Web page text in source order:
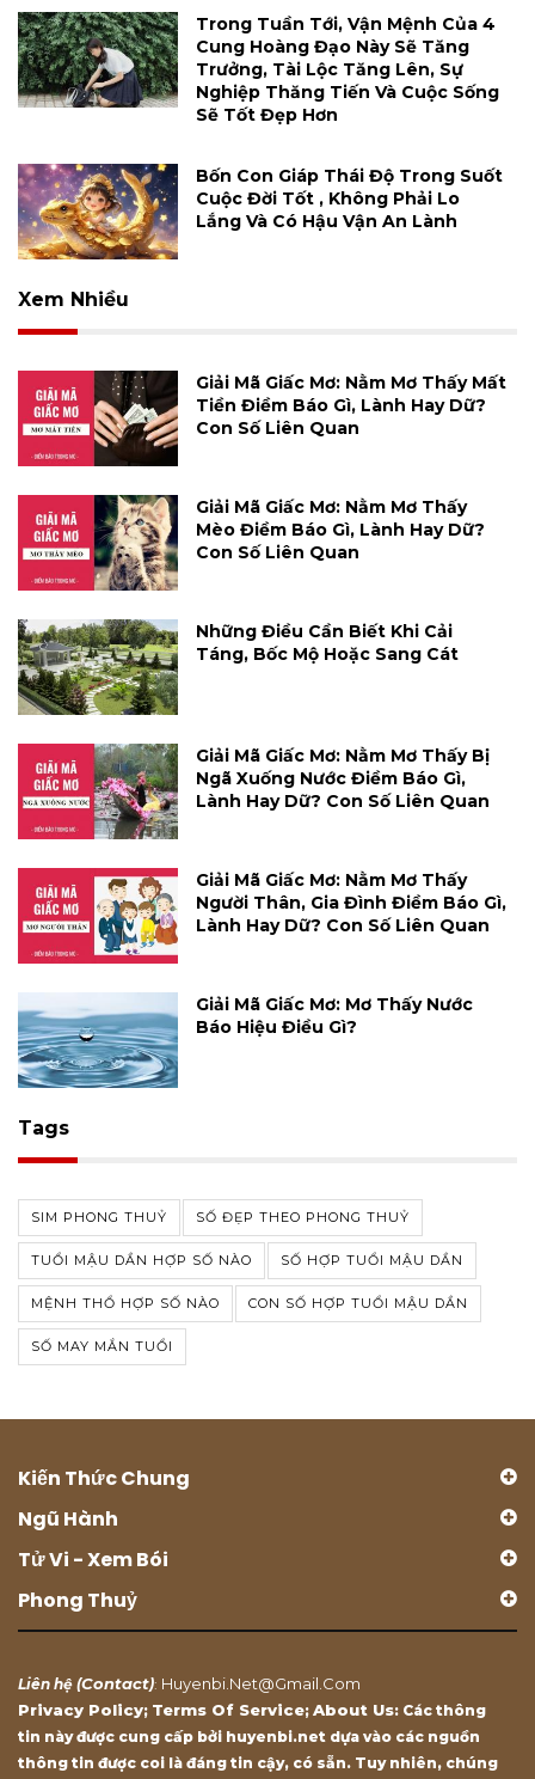
Trong Tuần Tới, Vận Mệnh Của 4
Cung Hoàng Đạo Này Sẽ Tăng
Trưởng, Tài Lộc Tăng Lên, Sự
Nghiệp Thăng Tiến Và Cuộc Sống
Sẽ Tốt Đẹp Hơn
Bốn Con Giáp Thái Độ Trong Suốt
Cuộc Đời Tốt , Không Phải Lo
Lắng Và Có Hậu Vận An Lành
Xem Nhiều
Giải Mã Giấc Mơ: Nằm Mơ Thấy Mất
Tiền Điềm Báo Gì, Lành Hay Dữ?
Con Số Liên Quan
Giải Mã Giấc Mơ: Nằm Mơ Thấy
Mèo Điềm Báo Gì, Lành Hay Dữ?
Con Số Liên Quan
Những Điều Cần Biết Khi Cải
Táng, Bốc Mộ Hoặc Sang Cát
Giải Mã Giấc Mơ: Nằm Mơ Thấy Bị
Ngã Xuống Nước Điềm Báo Gì,
Lành Hay Dữ? Con Số Liên Quan
Giải Mã Giấc Mơ: Nằm Mơ Thấy
Người Thân, Gia Đình Điềm Báo Gì,
Lành Hay Dữ? Con Số Liên Quan
Giải Mã Giấc Mơ: Mơ Thấy Nước
Báo Hiệu Điều Gì?
Tags
SIM PHONG THUỶ SỐ ĐẸP THEO PHONG THUỶ
TUỔI MẬU DẦN HỢP SỐ NÀO SỐ HỢP TUỔI MẬU DẦN
MỆNH THỔ HỢP SỐ NÀO CON SỐ HỢP TUỔI MẬU DẦN
SỐ MAY MẮN TUỔI
Kiến Thức Chung
Ngũ Hành
Tử Vi - Xem Bói
Phong Thuỷ
Liên hệ (Contact): Huyenbi.net@gmail.com
Privacy Policy; Terms Of Service; About Us: Các thông
tin này được cung cấp bởi huyenbi.net dựa vào các nguồn
thông tin được coi là đáng tin cậy, có sẵn. Tuy nhiên, chúng